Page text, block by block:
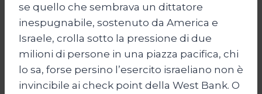
se quello che sembrava un dittatore
inespugnabile, sostenuto da America e
Israele, crolla sotto la pressione di due
milioni di persone in una piazza pacifica, chi
lo sa, forse persino l’esercito israeliano non è
invincibile ai check point della West Bank. O